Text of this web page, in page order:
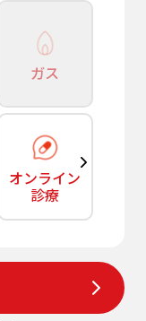
ガス
オンライン
診療